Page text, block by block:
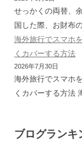
せっかくの両替、
国した際、お財布
海外旅行でスマホ
くカバーする方法
2026年7月30日
海外旅行でスマホ
くカバーする方法
ブログランキ